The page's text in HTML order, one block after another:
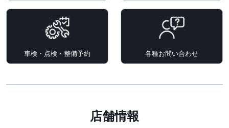
車検・点検・整備予約 各種お問い合わせ
店舗情報